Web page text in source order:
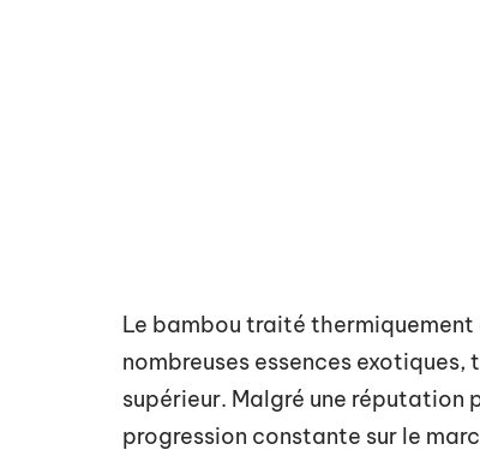
Le bambou traité
nombreuses essences
supérieur. Malgré une réputation
progression constante sur le